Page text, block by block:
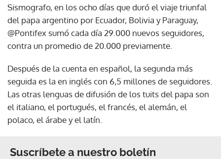
Sismografo, en los ocho días que duró el viaje triunfal
del papa argentino por Ecuador, Bolivia y Paraguay,
@Pontifex sumó cada día 29.000 nuevos seguidores,
contra un promedio de 20.000 previamente.
Después de la cuenta en español, la segunda más
seguida es la en inglés con 6,5 millones de seguidores.
Las otras lenguas de difusión de los tuits del papa son
el italiano, el portugués, el francés, el alemán, el
polaco, el árabe y el latín.
Suscríbete a nuestro boletín